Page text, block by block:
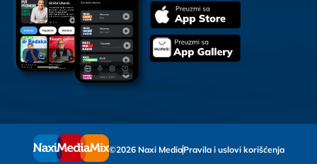
©2026 Naxi MediaPravila i uslovi korišćenja